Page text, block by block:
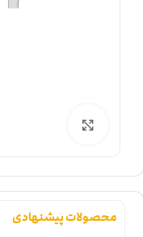
محصولات پیشنهادی